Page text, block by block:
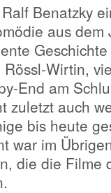
Benatzky
aus dem
Wirtin,
End am
zuletzt auch
bis heute
war im
die die Filme